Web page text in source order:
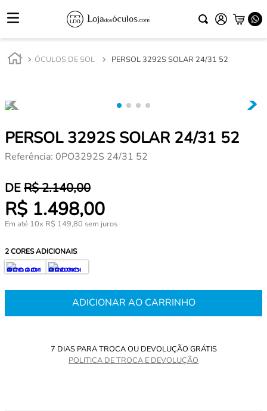
ÓCULOS DE SOL PERSOL 3292S SOLAR 24/31 52
PERSOL 3292S SOLAR 24/31 52
Referência: 0PO3292S 24/31 52
R$2.140,00
R$ 1.498,00
Em até 10x R$ 149,80 sem juros
2CORES ADICIONAIS
ADICIONAR AO CARRINHO
7 DIAS PARA TROCA OU DEVOLUÇÃO GRÁTIS
POLITICA DE TROCA E DEVOLUÇÃO